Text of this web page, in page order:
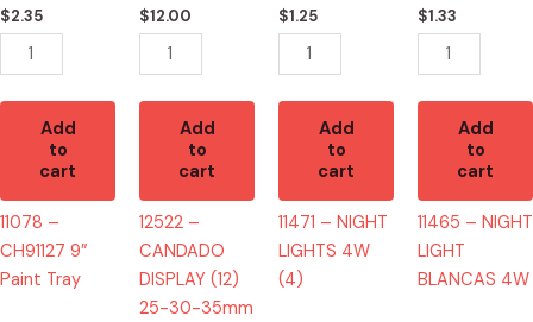
$2.35
quantity
Add
to
cart
11078 –
CH91127 9″
Paint Tray
$12.00
30-
35mm
quantity
Add
to
cart
12522 –
CANDADO
DISPLAY (12)
25-30-35mm
$1.25
quantity
Add
to
cart
11471 – NIGHT
LIGHTS 4W
(4)
$1.33
quantity
Add
to
cart
11465 – NIGHT
LIGHT
BLANCAS 4W